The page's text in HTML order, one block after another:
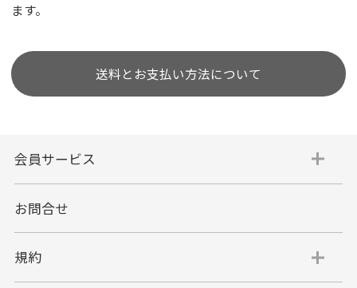
ます。
送料とお支払い方法について
会員サービス
お問合せ
規約